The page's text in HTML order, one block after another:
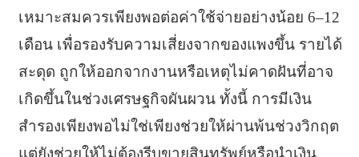
เหมาะสมควรเพียงพอต่อค่าใช้จ่ายอย่างน้อย 6–12
เดือน เพื่อรองรับความเสี่ยงจากของแพงขึ้น รายได้
สะดุด ถูกให้ออกจากงานหรือเหตุไม่คาดฝันที่อาจ
เกิดขึ้นในช่วงเศรษฐกิจผันผวน ทั้งนี้ การมีเงิน
สำรองเพียงพอไม่ใช่เพียงช่วยให้ผ่านพ้นช่วงวิกฤต
แต่ยังช่วยให้ไม่ต้องรีบขายสินทรัพย์หรือนำเงิน